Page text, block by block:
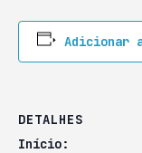
Adicionar
DETALHES
Início: